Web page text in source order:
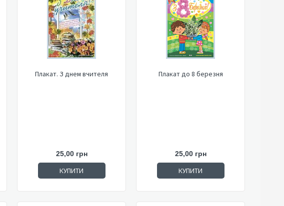
Плакат. З днем вчителя
25,00 грн
КУПИТИ
Плакат до 8 березня
25,00 грн
КУПИТИ